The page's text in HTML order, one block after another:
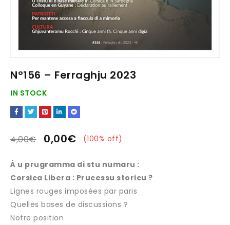
N°156 – Ferraghju 2023
IN STOCK
4,00€ 0,00€ (100% off)
À u prugramma di stu numaru :
Corsica Libera : Prucessu storicu ?
Lignes rouges imposées par paris
Quelles bases de discussions ?
Notre position